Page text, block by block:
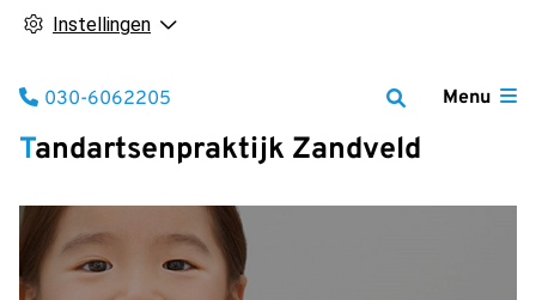
Instellingen
Tandartsenpraktijk Zandveld
Menu
Tel:
030-6062205